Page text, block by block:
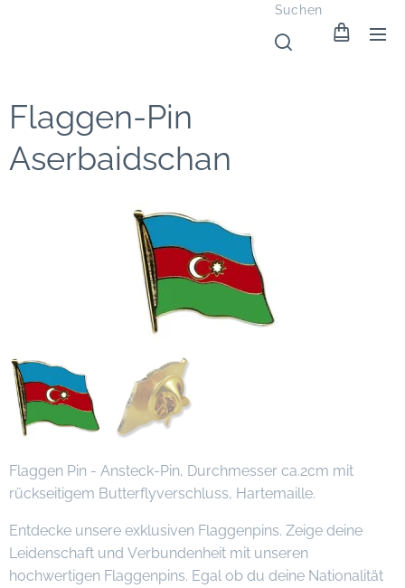
Suchen
Flaggen-Pin
Aserbaidschan
Flaggen Pin - Ansteck-Pin, Durchmesser ca.2cm mit
rückseitigem Butterflyverschluss, Hartemaille.
Entdecke unsere exklusiven Flaggenpins. Zeige deine
Leidenschaft und Verbundenheit mit unseren
hochwertigen Flaggenpins. Egal ob du deine Nationalität